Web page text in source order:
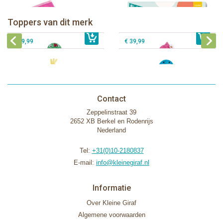
Toppers van dit merk
Zoocchini kids badcape - Devin the
Dinosaur
€ 39,99
Zoocchini kids badcape - Franny the
Flamingo
Zoocchini baby badcape - Puddles
the Duck
€ 29,99 € 39,99
Contact
Zeppelinstraat 39
2652 XB Berkel en Rodenrijs
Nederland
Tel: +31(0)10-2180837
E-mail: info@kleinegiraf.nl
Informatie
Over Kleine Giraf
Algemene voorwaarden